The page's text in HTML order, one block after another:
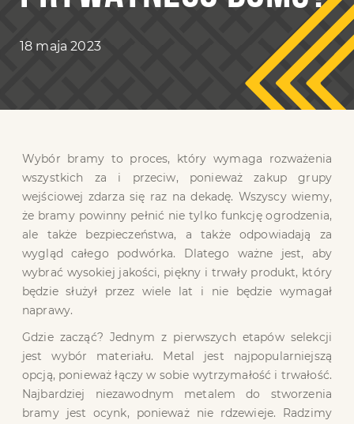
18 maja 2023
Wybór bramy to proces, który wymaga rozważenia
wszystkich za i przeciw, ponieważ zakup grupy
wejściowej zdarza się raz na dekadę. Wszyscy wiemy,
że bramy powinny pełnić nie tylko funkcję ogrodzenia,
ale także bezpieczeństwa, a także odpowiadają za
wygląd całego podwórka. Dlatego ważne jest, aby
wybrać wysokiej jakości, piękny i trwały produkt, który
będzie służył przez wiele lat i nie będzie wymagał
naprawy.
Gdzie zacząć? Jednym z pierwszych etapów selekcji
jest wybór materiału. Metal jest najpopularniejszą
opcją, ponieważ łączy w sobie wytrzymałość i trwałość.
Najbardziej niezawodnym metalem do stworzenia
bramy jest ocynk, ponieważ nie rdzewieje. Radzimy